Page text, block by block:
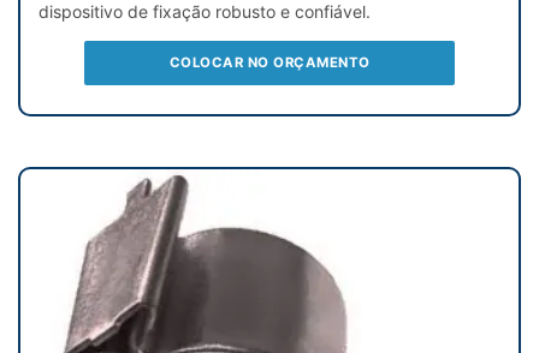
dispositivo de fixação robusto e confiável.
COLOCAR NO ORÇAMENTO